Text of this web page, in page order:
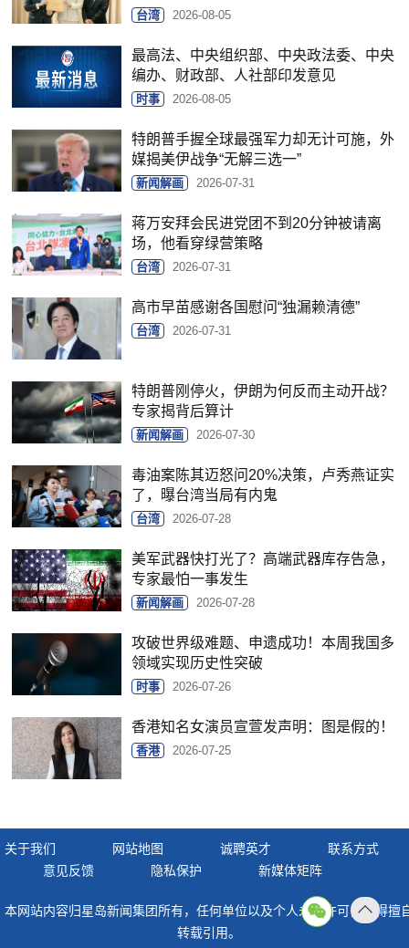
台湾 2026-08-05
最高法、中央组织部、中央政法委、中央
编办、财政部、人社部印发意见
时事 2026-08-05
特朗普手握全球最强军力却无计可施，外
媒揭美伊战争“无解三选一”
新闻解画 2026-07-31
蒋万安拜会民进党团不到20分钟被请离
场，他看穿绿营策略
台湾 2026-07-31
高市早苗感谢各国慰问“独漏赖清德”
台湾 2026-07-31
特朗普刚停火，伊朗为何反而主动开战？
专家揭背后算计
新闻解画 2026-07-30
毒油案陈其迈怒问20%决策，卢秀燕证实
了，曝台湾当局有内鬼
台湾 2026-07-28
美军武器快打光了？高端武器库存告急，
专家最怕一事发生
新闻解画 2026-07-28
攻破世界级难题、申遗成功！本周我国多
领域实现历史性突破
时事 2026-07-26
香港知名女演员宣萱发声明：图是假的！
香港 2026-07-25
关于我们 网站地图 诚聘英才
联系方式
意见反馈
隐私保护 新媒体矩阵
本网站内容归星岛新闻集团所有，任何单位以及个人未经许可，不得擅
转载引用。